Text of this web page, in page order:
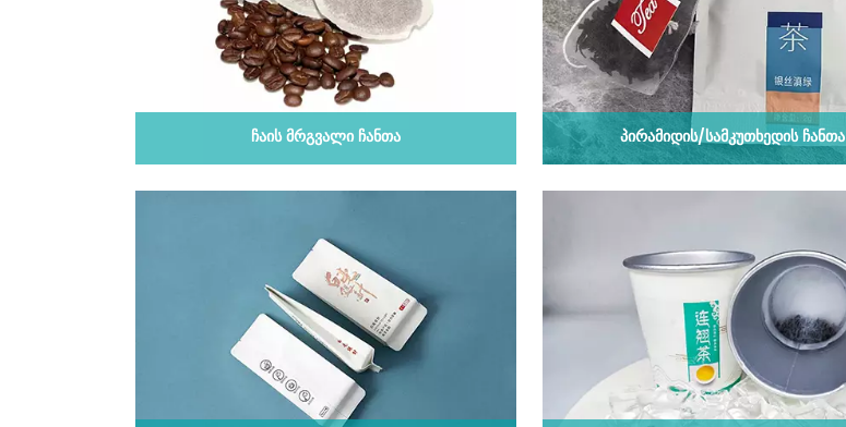
ᲩᲐᲘᲡ ᲛᲠᲒᲕᲐᲚᲘ ᲩᲐᲜᲗᲐ ᲞᲘᲠᲐᲛᲘᲓᲘᲡ/ᲡᲐᲛᲙᲣᲗᲮᲔᲓᲘᲡ ᲩᲐᲜᲗᲐ